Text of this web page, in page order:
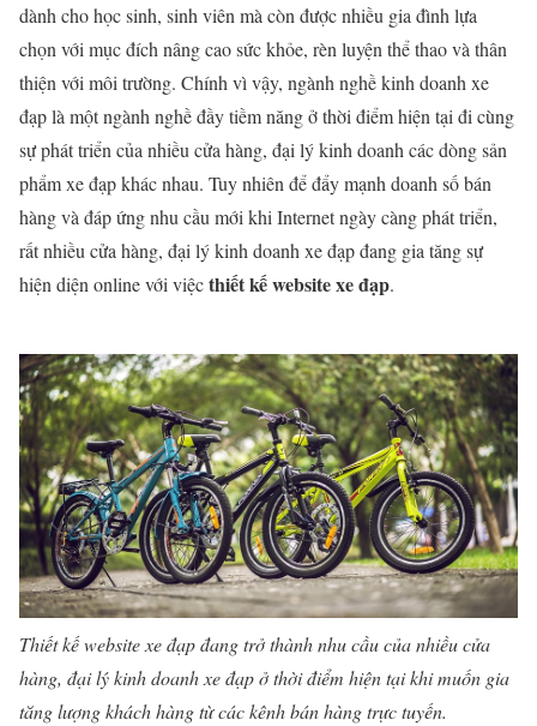
dành cho học sinh, sinh viên mà còn được nhiều gia đình lựa
chọn với mục đích nâng cao sức khỏe, rèn luyện thể thao và thân
thiện với môi trường. Chính vì vậy, ngành nghề kinh doanh xe
đạp là một ngành nghề đầy tiềm năng ở thời điểm hiện tại đi cùng
sự phát triển của nhiều cửa hàng, đại lý kinh doanh các dòng sản
phẩm xe đạp khác nhau. Tuy nhiên để đẩy mạnh doanh số bán
hàng và đáp ứng nhu cầu mới khi Internet ngày càng phát triển,
rất nhiều cửa hàng, đại lý kinh doanh xe đạp đang gia tăng sự
hiện diện online với việcthiết kế website xe đạp.
Thiết kế website xe đạp đang trở thành nhu cầu của nhiều cửa
hàng, đại lý kinh doanh xe đạp ở thời điểm hiện tại khi muốn gia
tăng lượng khách hàng từ các kênh bán hàng trực tuyến.